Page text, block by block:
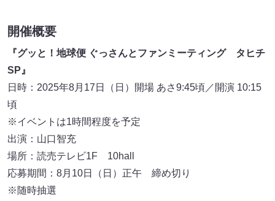
開催概要
『グッと！地球便 ぐっさんとファンミーティング タヒチ
SP』
日時：2025年8月17日（日）開場 あさ9:45頃／開演 10:15
頃
※イベントは1時間程度を予定
出演：山口智充
場所：読売テレビ1F 10hall
応募期間：8月10日（日）正午 締め切り
※随時抽選